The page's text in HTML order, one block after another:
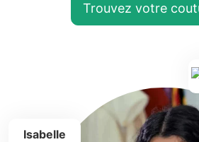
Trouvez votre
Isabelle